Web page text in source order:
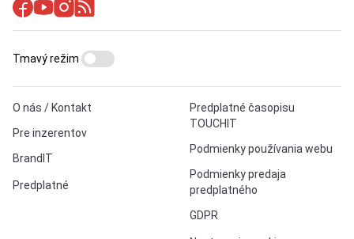
O nás / Kontakt
Pre inzerentov
BrandIT
Predplatné
Predplatné časopisu
TOUCHIT
Podmienky používania webu
Podmienky predaja
predplatného
GDPR
Tmavý režim